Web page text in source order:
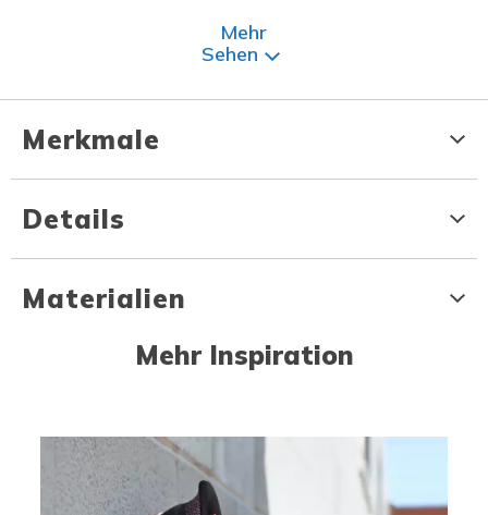
Mehr
Sehen
Merkmale
Details
Materialien
Mehr Inspiration
Media Carousel
Carousel with product photos. Use the previous and next buttons